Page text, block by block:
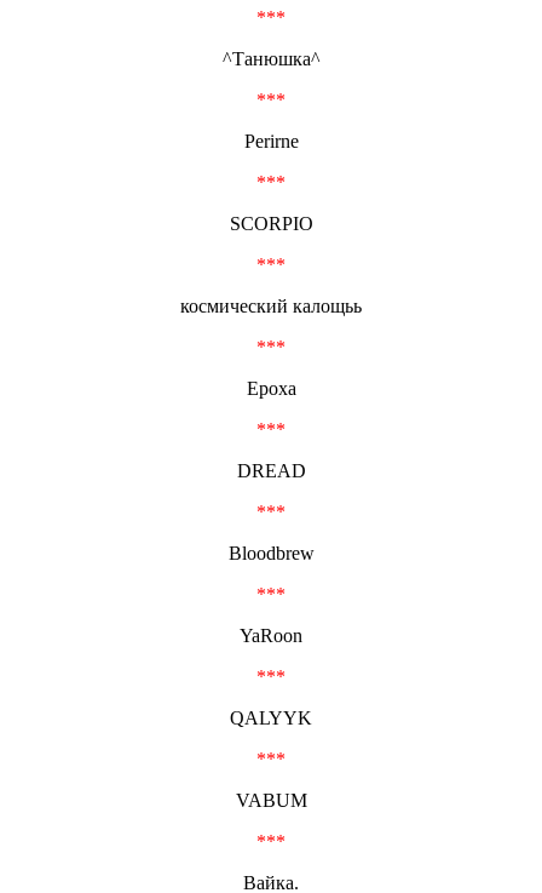
***
^Танюшка^
***
Perirne
***
SCORPIO
***
космический калощьь
***
Ероха
***
DREAD
***
Bloodbrew
***
YaRoon
***
QALYYK
***
VABUM
***
Вайка.